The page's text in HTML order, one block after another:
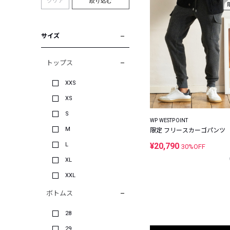
サイズ
トップス
XXS
XS
S
M
L
XL
XXL
ボトムス
28
WP WESTPOINT
限定 フリースカーゴパンツ
¥20,790 30%OFF